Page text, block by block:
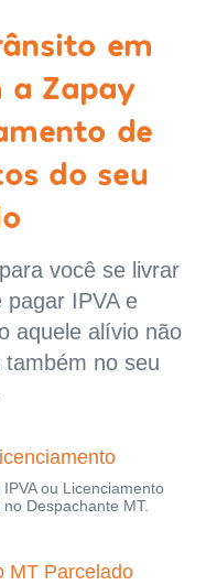
em
a Zapay
de
do seu
você se livrar
IPVA e
aquele alívio não
no seu
ou Licenciamento
Despachante MT.
MT Parcelado